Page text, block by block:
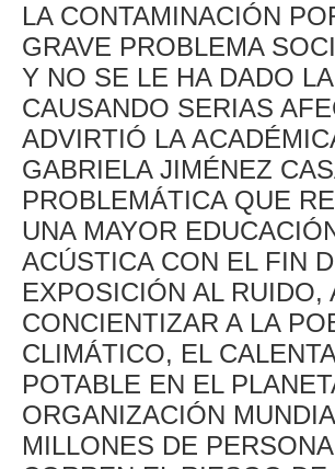
LA CONTAMINACIÓN
GRAVE PROBLEMA
Y NO SE LE HA DADO
CAUSANDO SERIAS
ADVIRTIÓ LA
GABRIELA JIMÉNEZ
PROBLEMÁTICA QUE
UNA MAYOR
ACÚSTICA CON EL FIN
EXPOSICIÓN AL
CONCIENTIZAR A LA
CLIMÁTICO, EL
POTABLE EN EL
ORGANIZACIÓN
MILLONES DE